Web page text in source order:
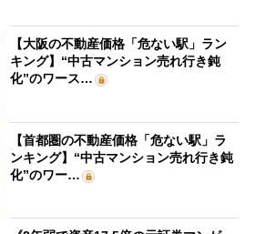
【大阪の不動産価格「危ない駅」ラン
キング】“中古マンション売れ行き鈍
化”のワース…
【首都圏の不動産価格「危ない駅」ラ
ンキング】“中古マンション売れ行き鈍
化”のワー…